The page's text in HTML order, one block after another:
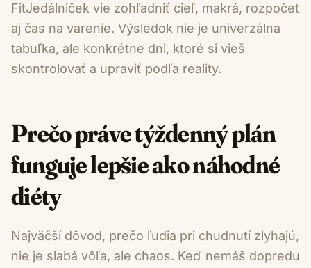
FitJedálniček vie zohľadniť cieľ, makrá, rozpočet
aj čas na varenie. Výsledok nie je univerzálna
tabuľka, ale konkrétne dni, ktoré si vieš
skontrolovať a upraviť podľa reality.
Prečo práve týždenný plán
funguje lepšie ako náhodné
diéty
Najväčší dôvod, prečo ľudia pri chudnutí zlyhajú,
nie je slabá vôľa, ale chaos. Keď nemáš dopredu